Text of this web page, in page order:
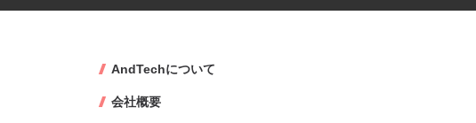
AndTechについて
会社概要